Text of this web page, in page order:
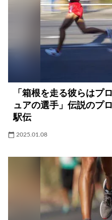
「箱根を走る彼らはプ
ュアの選手」伝説のプ
駅伝
2025.01.08